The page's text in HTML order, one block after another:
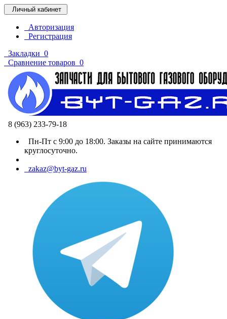
Личный кабинет
Авторизация
Регистрация
Закладки 0
Сравнение товаров 0
8 (963) 233-79-18
Пн-Пт с 9:00 до 18:00. Заказы на сайте принимаются
круглосуточно.
zakaz@byt-gaz.ru